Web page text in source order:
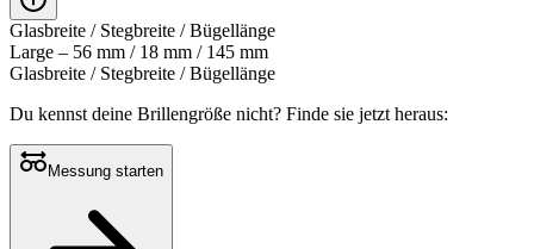
Glasbreite / Stegbreite / Bügellänge
Large – 56 mm / 18 mm / 145 mm
Glasbreite / Stegbreite / Bügellänge
Du kennst deine Brillengröße nicht? Finde sie jetzt heraus:
Messung starten